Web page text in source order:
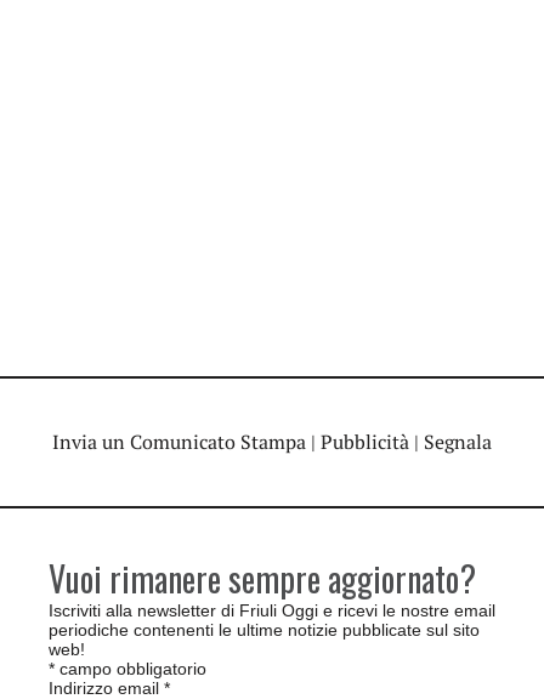
Invia un Comunicato Stampa | Pubblicità | Segnala
Vuoi rimanere sempre aggiornato?
Iscriviti alla newsletter di Friuli Oggi e ricevi le nostre email
periodiche contenenti le ultime notizie pubblicate sul sito
web!
* campo obbligatorio
Indirizzo email *